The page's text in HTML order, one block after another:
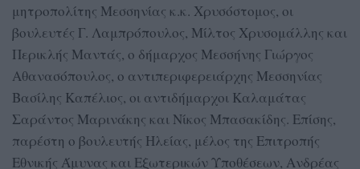
μητροπολίτης Μεσσηνίας κ.κ. Χρυσόστομος, οι
βουλευτές Γ. Λαμπρόπουλος, Μίλτος Χρυσομάλλης και
Περικλής Μαντάς, ο δήμαρχος Μεσσήνης Γιώργος
Αθανασόπουλος, ο αντιπεριφερειάρχης Μεσσηνίας
Βασίλης Καπέλιος, οι αντιδήμαρχοι Καλαμάτας
Σαράντος Μαρινάκης και Νίκος Μπασακίδης. Επίσης,
παρέστη ο βουλευτής Ηλείας, μέλος της Επιτροπής
Εθνικής Άμυνας και Εξωτερικών Υποθέσεων, Ανδρέας